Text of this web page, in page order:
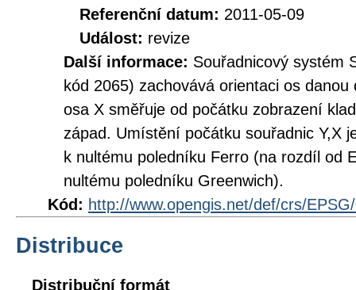
Referenční datum: 2011-05-09
Událost: revize
Další informace: Souřadnicový systém
kód 2065) zachovává orientaci os
osa X směřuje od počátku zobrazení
západ. Umístění počátku souřadnic Y,X
k nultému poledníku Ferro (na rozdíl od
nultému poledníku Greenwich).
Kód: http://www.opengis.net/def/crs/
Distribuce
Distribuční formát